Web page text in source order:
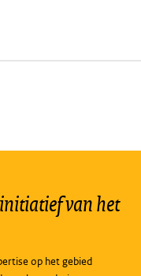
initiatief van het
op het gebied